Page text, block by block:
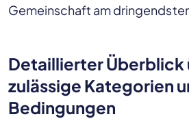
Gemeinschaft am
Detaillierter Überblick
zulässige Kategorien
Bedingungen